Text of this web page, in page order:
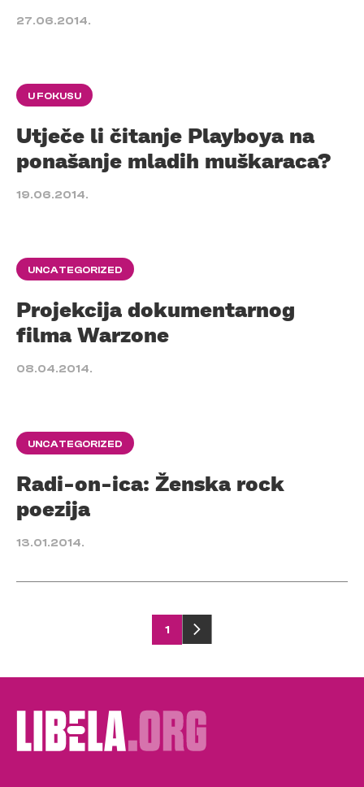
27.06.2014.
U FOKUSU
Utječe li čitanje Playboya na
ponašanje mladih muškaraca?
19.06.2014.
UNCATEGORIZED
Projekcija dokumentarnog
filma Warzone
08.04.2014.
UNCATEGORIZED
Radi-on-ica: Ženska rock
poezija
13.01.2014.
pagination
1